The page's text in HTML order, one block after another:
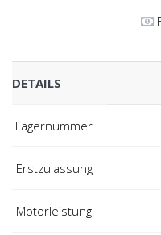
DETAILS
Lagernummer
Erstzulassung
Motorleistung